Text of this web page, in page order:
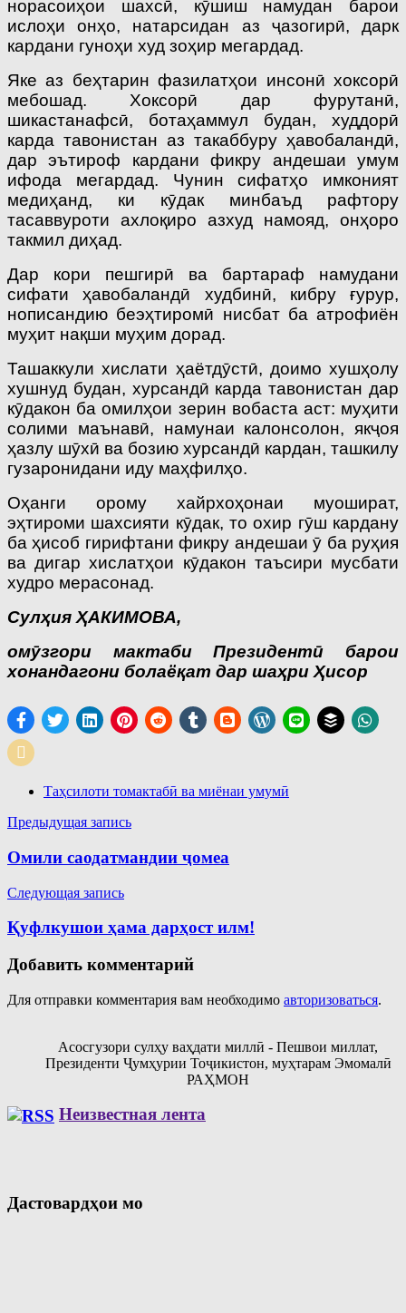
норасоиҳои шахсӣ, кӯшиш намудан барои
ислоҳи онҳо, натарсидан аз ҷазогирӣ, дарк
кардани гуноҳи худ зоҳир мегардад.
Яке аз беҳтарин фазилатҳои инсонӣ хоксорӣ
мебошад. Хоксорӣ дар фурутанӣ,
шикастанафсӣ, ботаҳаммул будан, худдорӣ
карда тавонистан аз такаббуру ҳавобаландӣ,
дар эътироф кардани фикру андешаи умум
ифода мегардад. Чунин сифатҳо имконият
медиҳанд, ки кӯдак минбаъд рафтору
тасаввуроти ахлоқиро азхуд намояд, онҳоро
такмил диҳад.
Дар кори пешгирӣ ва бартараф намудани
сифати ҳавобаландӣ худбинӣ, кибру ғурур,
нописандию беэҳтиромӣ нисбат ба атрофиён
муҳит нақши муҳим дорад.
Ташаккули хислати ҳаётдӯстӣ, доимо хушҳолу
хушнуд будан, хурсандӣ карда тавонистан дар
кӯдакон ба омилҳои зерин вобаста аст: муҳити
солими маънавӣ, намунаи калонсолон, якҷоя
ҳазлу шӯхӣ ва бозию хурсандӣ кардан, ташкилу
гузаронидани иду маҳфилҳо.
Оҳанги орому хайрхоҳонаи муошират,
эҳтироми шахсияти кӯдак, то охир гӯш кардану
ба ҳисоб гирифтани фикру андешаи ӯ ба руҳия
ва дигар хислатҳои кӯдакон таъсири мусбати
худро мерасонад.
Сулҳия ҲАКИМОВА,
омӯзгори мактаби Президентӣ барои
хонандагони болаёқат дар шаҳри Ҳисор
Таҳсилоти томактабӣ ва миёнаи умумӣ
Навигация
по
Предыдущая запись
Омили саодатмандии ҷомеа
Следующая запись
Қуфлкушои ҳама дарҳост илм!
Добавить комментарий
Для отправки комментария вам необходимо авторизоваться.
Асосгузори сулҳу ваҳдати миллӣ - Пешвои миллат,
Президенти Ҷумҳурии Тоҷикистон, муҳтарам Эмомалӣ
РАҲМОН
Неизвестная лента
Дастовардҳои мо